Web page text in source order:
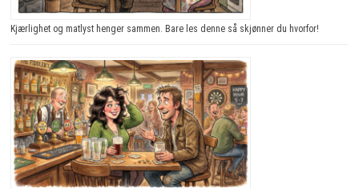
Kjærlighet og matlyst henger sammen. Bare les denne så skjønner du hvorfor!